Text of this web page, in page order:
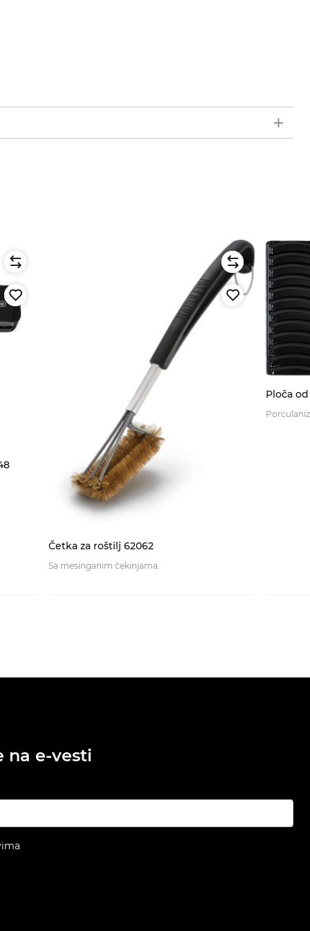
Četka za roštilj 62062
Sa mesinganim čekinjama.
Ploča
na e-vesti